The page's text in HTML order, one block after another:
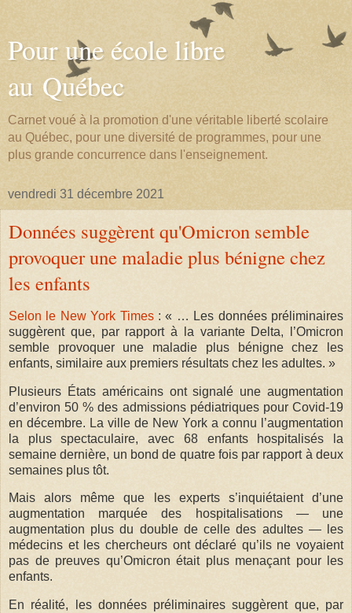
Pour une école libre
au Québec
Carnet voué à la promotion d'une véritable liberté scolaire
au Québec, pour une diversité de programmes, pour une
plus grande concurrence dans l'enseignement.
vendredi 31 décembre 2021
Données suggèrent qu'Omicron semble
provoquer une maladie plus bénigne chez
les enfants
Selon le New York Times: « … Les données préliminaires
suggèrent que, par rapport à la variante Delta, l’Omicron
semble provoquer une maladie plus bénigne chez les
enfants, similaire aux premiers résultats chez les adultes. »
Plusieurs États américains ont signalé une augmentation
d’environ 50 % des admissions pédiatriques pour Covid-19
en décembre. La ville de New York a connu l’augmentation
la plus spectaculaire, avec 68 enfants hospitalisés la
semaine dernière, un bond de quatre fois par rapport à deux
semaines plus tôt.
Mais alors même que les experts s’inquiétaient d’une
augmentation marquée des hospitalisations — une
augmentation plus du double de celle des adultes — les
médecins et les chercheurs ont déclaré qu’ils ne voyaient
pas de preuves qu’Omicron était plus menaçant pour les
enfants.
En réalité, les données préliminaires suggèrent que, par